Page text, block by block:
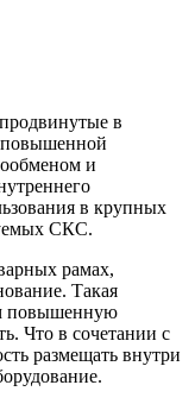
в
повышенной
и
в крупных
СКС.
рамах,
Такая
повышенную
Что в сочетании с
размещать внутри